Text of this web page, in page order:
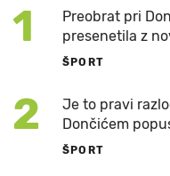
1
Preobrat pri
presenetila z
ŠPORT
2
Je to pravi
Dončićem
ŠPORT